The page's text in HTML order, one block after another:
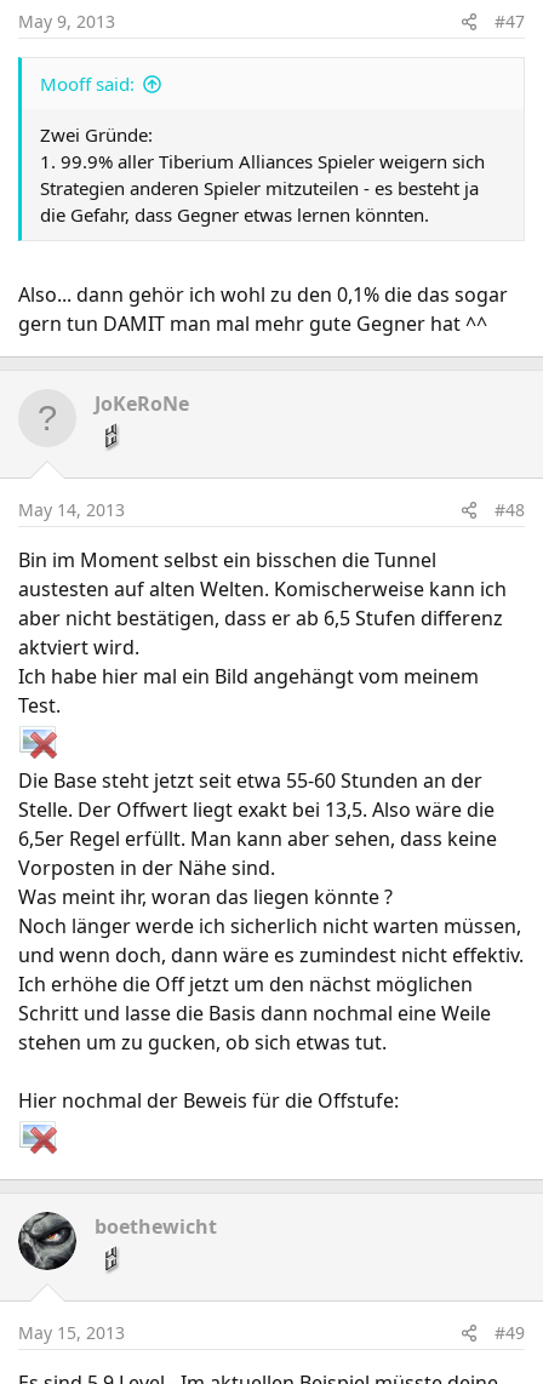
May 9, 2013 #47
Mooff said:
Zwei Gründe:
1. 99.9% aller Tiberium Alliances Spieler weigern sich
Strategien anderen Spieler mitzuteilen - es besteht ja
die Gefahr, dass Gegner etwas lernen könnten.
Also... dann gehör ich wohl zu den 0,1% die das sogar
gern tun DAMIT man mal mehr gute Gegner hat ^^
JoKeRoNe
May 14, 2013 #48
Bin im Moment selbst ein bisschen die Tunnel
austesten auf alten Welten. Komischerweise kann ich
aber nicht bestätigen, dass er ab 6,5 Stufen differenz
aktviert wird.
Ich habe hier mal ein Bild angehängt vom meinem
Test.
Die Base steht jetzt seit etwa 55-60 Stunden an der
Stelle. Der Offwert liegt exakt bei 13,5. Also wäre die
6,5er Regel erfüllt. Man kann aber sehen, dass keine
Vorposten in der Nähe sind.
Was meint ihr, woran das liegen könnte ?
Noch länger werde ich sicherlich nicht warten müssen,
und wenn doch, dann wäre es zumindest nicht effektiv.
Ich erhöhe die Off jetzt um den nächst möglichen
Schritt und lasse die Basis dann nochmal eine Weile
stehen um zu gucken, ob sich etwas tut.
Hier nochmal der Beweis für die Offstufe:
boethewicht
May 15, 2013 #49